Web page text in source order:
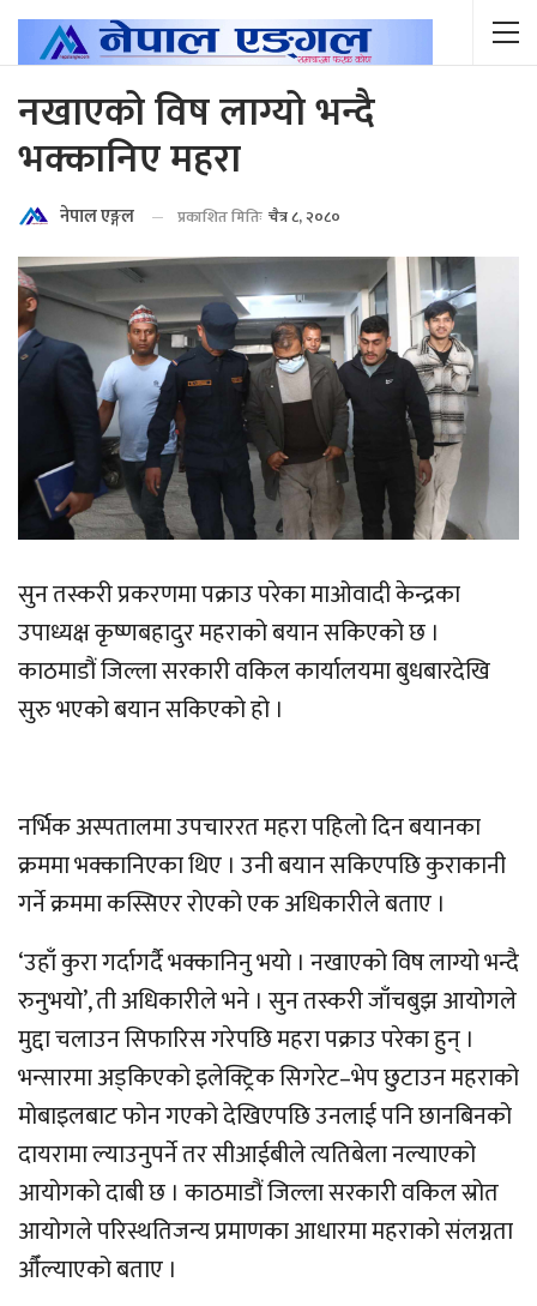
नखाएको विष लाग्यो भन्दै
भक्कानिए महरा
नेपाल एङ्गल प्रकाशित मितिः चैत्र ८, २०८०
सुन तस्करी प्रकरणमा पक्राउ परेका माओवादी केन्द्रका
उपाध्यक्ष कृष्णबहादुर महराको बयान सकिएको छ ।
काठमाडौं जिल्ला सरकारी वकिल कार्यालयमा बुधबारदेखि
सुरु भएको बयान सकिएको हो ।
नर्भिक अस्पतालमा उपचाररत महरा पहिलो दिन बयानका
क्रममा भक्कानिएका थिए । उनी बयान सकिएपछि कुराकानी
गर्ने क्रममा कस्सिएर रोएको एक अधिकारीले बताए ।
‘उहाँ कुरा गर्दागर्दै भक्कानिनु भयो । नखाएको विष लाग्यो भन्दै
रुनुभयो’, ती अधिकारीले भने । सुन तस्करी जाँचबुझ आयोगले
मुद्दा चलाउन सिफारिस गरेपछि महरा पक्राउ परेका हुन् ।
भन्सारमा अड्किएको इलेक्ट्रिक सिगरेट–भेप छुटाउन महराको
मोबाइलबाट फोन गएको देखिएपछि उनलाई पनि छानबिनको
दायरामा ल्याउनुपर्ने तर सीआईबीले त्यतिबेला नल्याएको
आयोगको दाबी छ । काठमाडौं जिल्ला सरकारी वकिल स्रोत
आयोगले परिस्थतिजन्य प्रमाणका आधारमा महराको संलग्नता
औँल्याएको बताए ।